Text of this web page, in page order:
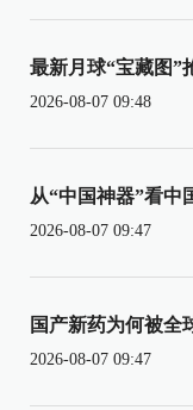
最新月球“宝藏图”
2026-08-07 09:48
从“中国神器”看中
2026-08-07 09:47
国产新药为何被全
2026-08-07 09:47